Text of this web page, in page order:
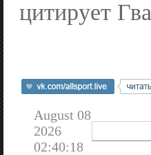
цитирует
August 08
2026
02:40:18